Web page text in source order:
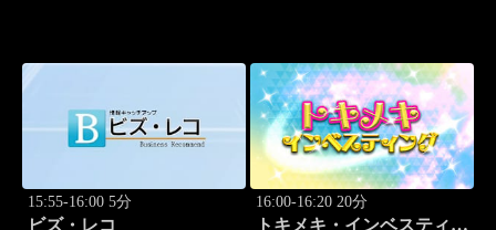
15:55-16:00 5分
ビズ・レコ
16:00-16:20 20分
トキメキ・インベスティン